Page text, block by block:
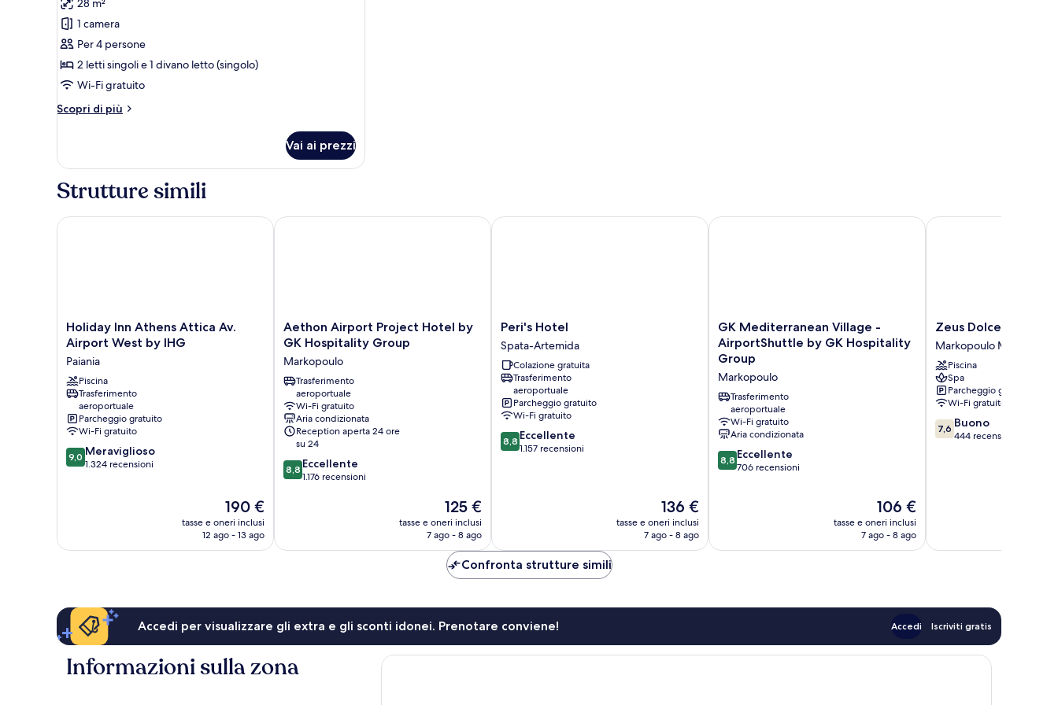
per
Superior
Triple
Side
Sea
View
28 m²
1 camera
Per 4 persone
2 letti singoli e 1 divano letto (singolo)
Wi-Fi gratuito
Scopri di più
Altri
Triple
Sea
Vai ai prezzi
Strutture simili
Holiday
Inn
Athens
Attica
Av.
Airport
West
by
IHG
Paiania
Holiday Inn Athens Attica Av.
Airport West by IHG
Paiania
Piscina
Trasferimento
aeroportuale
Parcheggio gratuito
Wi-Fi gratuito
9.0
su
9,0 Meraviglioso
1.324 recensioni
Il
prezzo
attuale
190 €
tasse e oneri inclusi
12 ago - 13 ago
Holiday Inn Athens Attica Av. Airport West by IHG
Aethon
Airport
Hotel
by
GK
Hospitality
Group
Markopoulo
Aethon Airport Project Hotel by
GK Hospitality Group
Markopoulo
Trasferimento
aeroportuale
Wi-Fi gratuito
Aria condizionata
Reception aperta 24 ore
su 24
8.8
su
8,8 Eccellente
1.176 recensioni
Il
prezzo
attuale
125 €
125 €
tasse e oneri inclusi
7 ago - 8 ago
Aethon Airport Project Hotel by GK Hospitality Group
Peri's
Hotel
Spata-
Artemida
Peri's Hotel
Spata-Artemida
Colazione gratuita
Trasferimento
aeroportuale
Parcheggio gratuito
Wi-Fi gratuito
8.8
su
8,8 Eccellente
1.157 recensioni
Il
prezzo
attuale
136 €
tasse e oneri inclusi
7 ago - 8 ago
Peri's Hotel
GK
Mediterranean
Village
-
AirportShuttle
by
GK
Hospitality
Group
Markopoulo
GK Mediterranean Village -
AirportShuttle by GK Hospitality
Group
Markopoulo
Trasferimento
aeroportuale
Wi-Fi gratuito
Aria condizionata
8.8
su
8,8 Eccellente
706 recensioni
Il
prezzo
attuale
106 €
tasse e oneri inclusi
7 ago - 8 ago
GK Mediterranean Village -AirportShuttle by GK Hospitality
Zeus
Dolce
by
Wyndham
Athens
Markopoulo
Mesogaias
Zeus Dolce by
Markopoulo Mesogaias
Piscina
Spa
Parcheggio gratuito
Wi-Fi gratuito
7.6
su
7,6 Buono
444 recensioni
Zeus Dolce by
Confronta strutture simili
Accedi per visualizzare gli extra e gli sconti idonei. Prenotare conviene! Accedi Iscriviti gratis
Informazioni sulla zona